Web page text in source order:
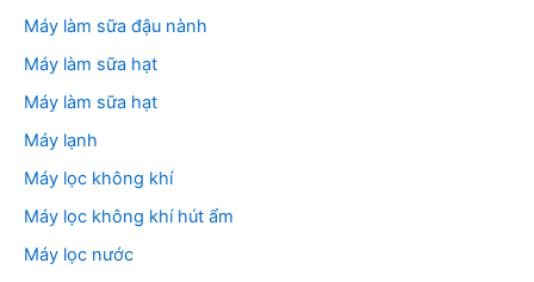
Máy làm sữa đậu nành
Máy làm sữa hạt
Máy làm sữa hạt
Máy lạnh
Máy lọc không khí
Máy lọc không khí hút ẩm
Máy lọc nước